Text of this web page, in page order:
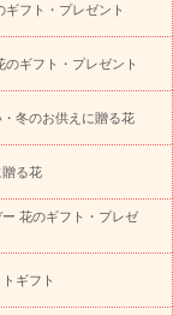
花
四十九日法要以
とセットギフト
フラワー
お盆（新
お取り寄せギフト
蝶蘭
プリザーブ
ント 花束
スタ
胡蝶蘭・花鉢
世界初の青色胡蝶蘭
ーブドフラワー
セミオーダー
りのeギフト
ローオレンジ
レッ
ギフト・プレゼント
のギフト・プレゼント
冬のお供えに贈る花
る花
花のギフト・プレゼ
ギフト